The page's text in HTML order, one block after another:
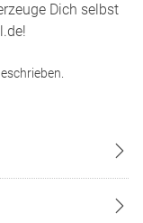
Dich selbst